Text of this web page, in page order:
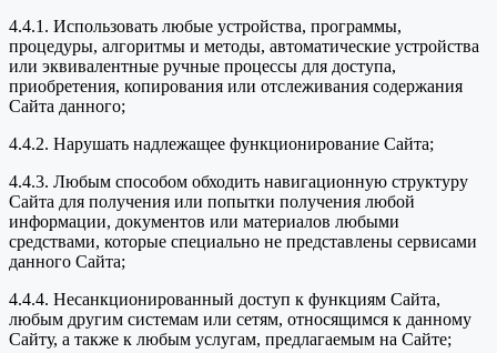
4.4.1. Использовать любые устройства, программы,
процедуры, алгоритмы и методы, автоматические устройства
или эквивалентные ручные процессы для доступа,
приобретения, копирования или отслеживания содержания
Сайта данного;
4.4.2. Нарушать надлежащее функционирование Сайта;
4.4.3. Любым способом обходить навигационную структуру
Сайта для получения или попытки получения любой
информации, документов или материалов любыми
средствами, которые специально не представлены сервисами
данного Сайта;
4.4.4. Несанкционированный доступ к функциям Сайта,
любым другим системам или сетям, относящимся к данному
Сайту, а также к любым услугам, предлагаемым на Сайте;